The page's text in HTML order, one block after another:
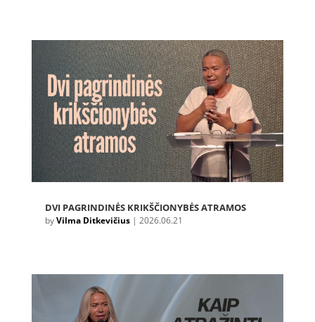
DVI PAGRINDINĖS KRIKŠČIONYBĖS ATRAMOS
byVilma Ditkevičius| 2026.06.21